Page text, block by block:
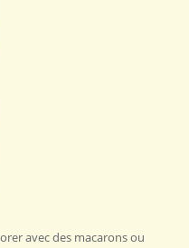
avec des macarons ou